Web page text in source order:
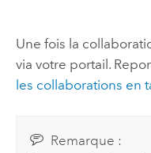
Une fois la
via votre portail.
les collaborations en
Remarque :